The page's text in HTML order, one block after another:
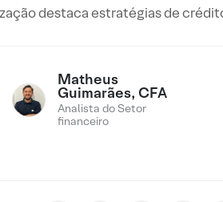
destaca estratégias de
Matheus
Guimarães, CFA
Analista do Setor
financeiro